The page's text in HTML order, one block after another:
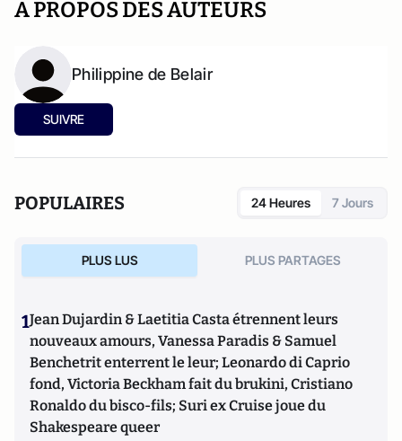
A PROPOS DES AUTEURS
Philippine de Belair
SUIVRE
POPULAIRES 24 Heures 7 Jours
PLUS LUS PLUS PARTAGES
1Jean Dujardin & Laetitia Casta étrennent leurs
nouveaux amours, Vanessa Paradis & Samuel
Benchetrit enterrent le leur; Leonardo di Caprio
fond, Victoria Beckham fait du brukini, Cristiano
Ronaldo du bisco-fils; Suri ex Cruise joue du
Shakespeare queer